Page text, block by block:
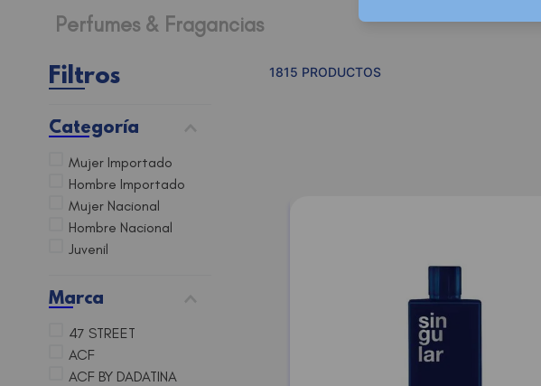
Perfumes & Fragancias
Filtros
Categoría
Mujer Importado
Hombre Importado
Mujer Nacional
Hombre Nacional
Juvenil
Marca
47 STREET
ACF
ACF BY DADATINA
1815 PRODUCTOS